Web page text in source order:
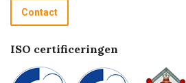
Recycle programma
Betalen
Contact
ISO certificeringen